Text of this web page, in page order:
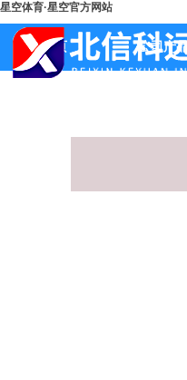
星空体育·星空官方网站
首页 公司产